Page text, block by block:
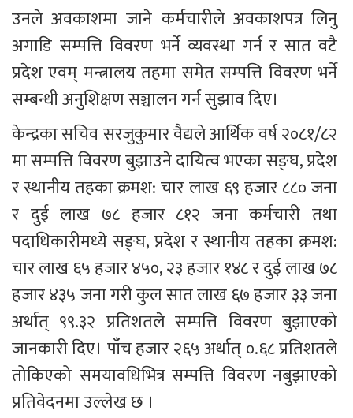
उनले अवकाशमा जाने कर्मचारीले अवकाशपत्र लिनु
अगाडि सम्पत्ति विवरण भर्ने व्यवस्था गर्न र सात वटै
प्रदेश एवम् मन्त्रालय तहमा समेत सम्पत्ति विवरण भर्ने
सम्बन्धी अनुशिक्षण सञ्चालन गर्न सुझाव दिए।
केन्द्रका सचिव सरजुकुमार वैद्यले आर्थिक वर्ष २०८१/८२
मा सम्पत्ति विवरण बुझाउने दायित्व भएका सङ्घ, प्रदेश
र स्थानीय तहका क्रमश: चार लाख ६९ हजार ८८० जना
र दुई लाख ७८ हजार ८१२ जना कर्मचारी तथा
पदाधिकारीमध्ये सङ्घ, प्रदेश र स्थानीय तहका क्रमश:
चार लाख ६५ हजार ४५०, २३ हजार १४८ र दुई लाख ७८
हजार ४३५ जना गरी कुल सात लाख ६७ हजार ३३ जना
अर्थात् ९९.३२ प्रतिशतले सम्पत्ति विवरण बुझाएको
जानकारी दिए। पाँच हजार २६५ अर्थात् ०.६८ प्रतिशतले
तोकिएको समयावधिभित्र सम्पत्ति विवरण नबुझाएको
प्रतिवेदनमा उल्लेख छ ।